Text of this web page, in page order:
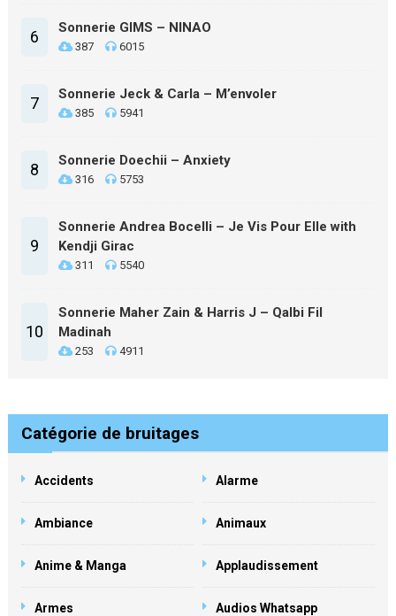
6 Sonnerie GIMS – NINAO
387 6015
7 Sonnerie Jeck & Carla – M’envoler
385 5941
8 Sonnerie Doechii – Anxiety
316 5753
9
Sonnerie Andrea Bocelli – Je Vis Pour Elle with
Kendji Girac
311 5540
10
Sonnerie Maher Zain & Harris J – Qalbi Fil
Madinah
253 4911
Catégorie de bruitages
Accidents Alarme
Ambiance Animaux
Anime & Manga Applaudissement
Armes Audios Whatsapp